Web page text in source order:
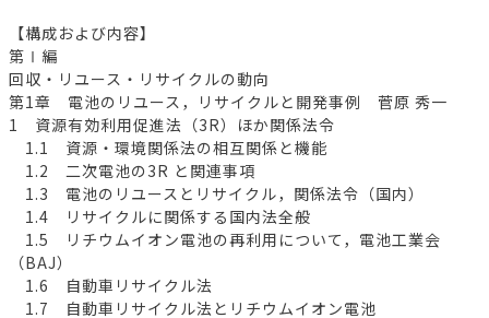
【構成および内容】
第Ⅰ編
回収・リユース・リサイクルの動向
第1章 電池のリユース，リサイクルと開発事例 菅原 秀一
1 資源有効利用促進法（3R）ほか関係法令
1.1 資源・環境関係法の相互関係と機能
1.2 二次電池の3R と関連事項
1.3 電池のリユースとリサイクル，関係法令（国内）
1.4 リサイクルに関係する国内法全般
1.5 リチウムイオン電池の再利用について，電池工業会
（BAJ）
1.6 自動車リサイクル法
1.7 自動車リサイクル法とリチウムイオン電池